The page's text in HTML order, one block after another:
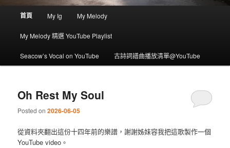
首頁 My Ig My Melody
My Melody 精選 YouTube Playlist
Seacow’s Vocal on YouTube 古詩詞譜曲播放清單@YouTube
Oh Rest My Soul
Posted on2026-06-05
從資料夾翻出這份十四年前的樂譜，謝謝姊妹容我把這歌製作一個
YouTube video。